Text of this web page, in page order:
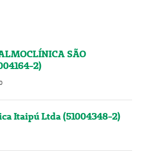
SÃO
2)
Itaipú Ltda (51004348-2)